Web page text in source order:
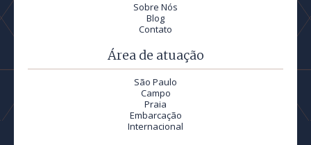
Sobre Nós
Blog
Contato
Área de atuação
São Paulo
Campo
Praia
Embarcação
Internacional